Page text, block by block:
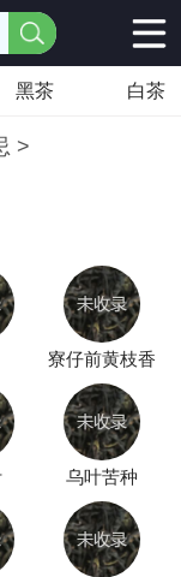
黑茶 白茶
>
寮仔前黄枝香
乌叶苦种